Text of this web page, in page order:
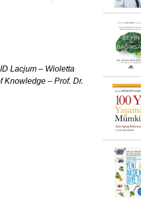
Lacjum – Wioletta
Knowledge – Prof. Dr.